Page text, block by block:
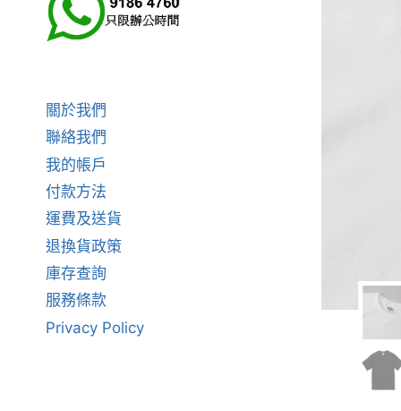
關於我們
聯絡我們
我的帳戶
付款方法
運費及送貨
退換貨政策
庫存查詢
服務條款
Privacy Policy